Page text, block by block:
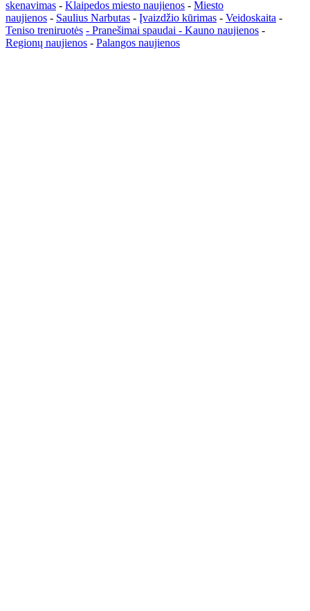
skenavimas - Klaipedos miesto naujienos - Miesto
naujienos - Saulius Narbutas - Įvaizdžio kūrimas - Veidoskaita -
Teniso treniruotės - Pranešimai spaudai - Kauno naujienos -
Regionų naujienos - Palangos naujienos